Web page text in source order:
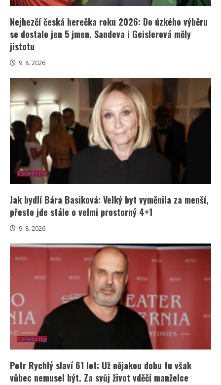
Nejhezčí česká herečka roku 2026: Do úzkého výběru
se dostalo jen 5 jmen. Sandeva i Geislerová měly
jistotu
9. 8. 2026
Celebrity
Jak bydlí Bára Basiková: Velký byt vyměnila za menší,
přesto jde stále o velmi prostorný 4+1
9. 8. 2026
Celebrity
Petr Rychlý slaví 61 let: Už nějakou dobu tu však
vůbec nemusel být. Za svůj život vděčí manželce